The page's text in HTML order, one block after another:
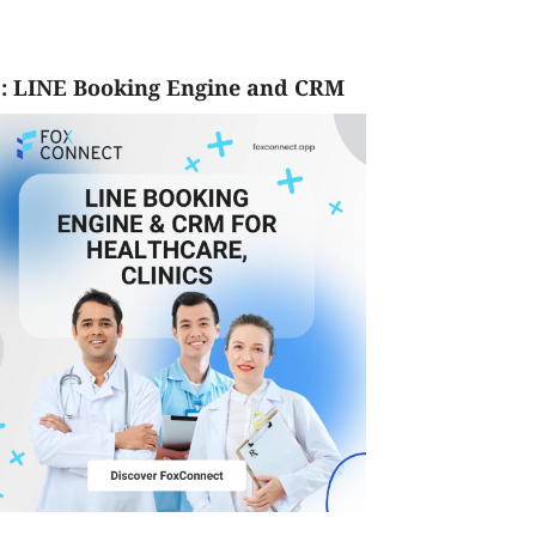
LINE Booking Engine and CRM